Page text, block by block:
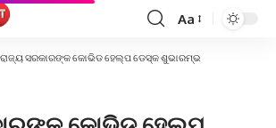
Font
Aa
ରାଜ୍ୟ ସରକାରଙ୍କ କୋଭିଡ ହେଲ୍ପ ଡେସ୍କ ଶୁଭାରମ୍ଭ